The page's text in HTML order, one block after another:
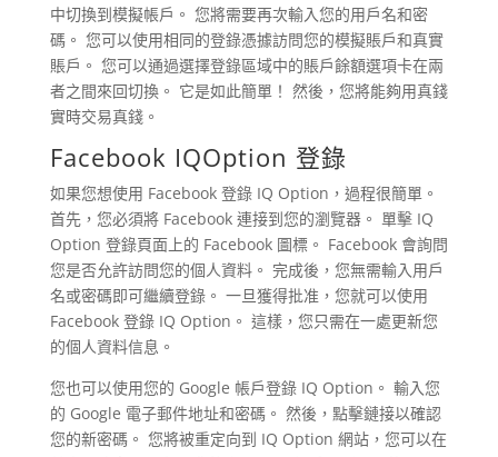
中切換到模擬帳戶。 您將需要再次輸入您的用戶名和密
碼。 您可以使用相同的登錄憑據訪問您的模擬賬戶和真實
賬戶。 您可以通過選擇登錄區域中的賬戶餘額選項卡在兩
者之間來回切換。 它是如此簡單！ 然後，您將能夠用真錢
實時交易真錢。
Facebook IQOption 登錄
如果您想使用 Facebook 登錄 IQ Option，過程很簡單。
首先，您必須將 Facebook 連接到您的瀏覽器。 單擊 IQ
Option 登錄頁面上的 Facebook 圖標。 Facebook 會詢問
您是否允許訪問您的個人資料。 完成後，您無需輸入用戶
名或密碼即可繼續登錄。 一旦獲得批准，您就可以使用
Facebook 登錄 IQ Option。 這樣，您只需在一處更新您
的個人資料信息。
您也可以使用您的 Google 帳戶登錄 IQ Option。 輸入您
的 Google 電子郵件地址和密碼。 然後，點擊鏈接以確認
您的新密碼。 您將被重定向到 IQ Option 網站，您可以在